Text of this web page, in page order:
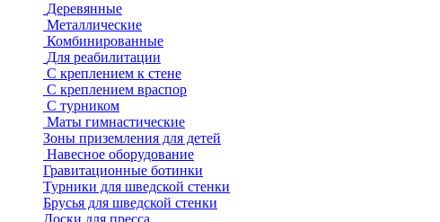
Деревянные
Металлические
Комбинированные
Для реабилитации
С креплением к стене
С креплением враспор
С турником
Маты гимнастические
Зоны приземления для детей
Навесное оборудование
Гравитационные ботинки
Турники для шведской стенки
Брусья для шведской стенки
Доски для пресса